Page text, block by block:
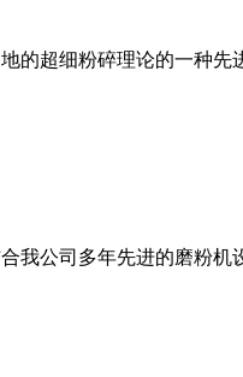
的超细粉碎理论的一种
我公司多年先进的磨粉